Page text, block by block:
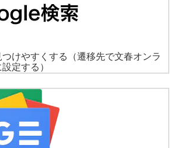
けやすくする
（遷移先で文春オンラ
定する）